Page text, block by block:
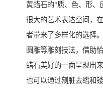
黄蜡石的“质、色、形、
很大的艺术表达空间，
者带来了多样化的选择
圆雕等雕刻技法，借助
蜡石美好的一面呈现出
也可以通过剜脏去绺和